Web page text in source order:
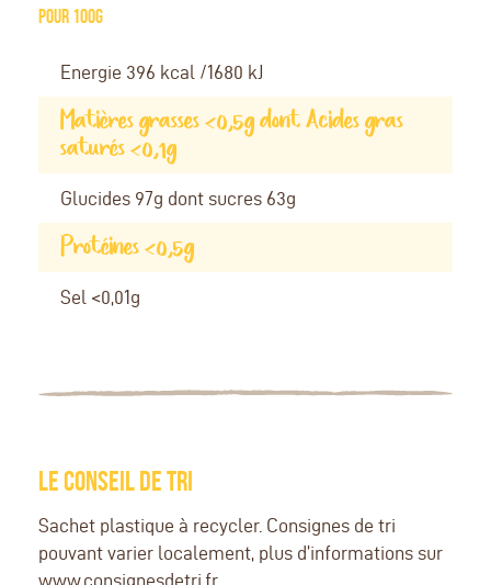
Pour 100g
Energie 396 kcal /1680 kJ
Matières grasses <0,5g dont Acides gras
saturés <0,1g
Glucides 97g dont sucres 63g
Protéines <0,5g
Sel <0,01g
LE CONSEIL DE TRI
Sachet plastique à recycler. Consignes de tri
pouvant varier localement, plus d’informations sur
www.consignesdetri.fr